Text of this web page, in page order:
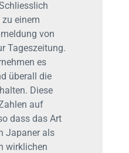
einem
von
Tageszeitung.
es
überall die
Diese
auf
dass das Art
Japaner als
wirklichen